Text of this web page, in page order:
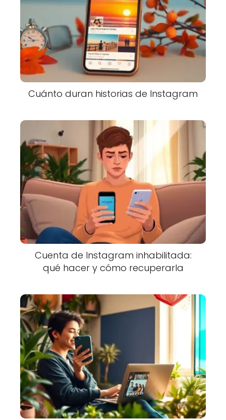
Cuánto duran historias de Instagram
Cuenta de Instagram inhabilitada:
qué hacer y cómo recuperarla